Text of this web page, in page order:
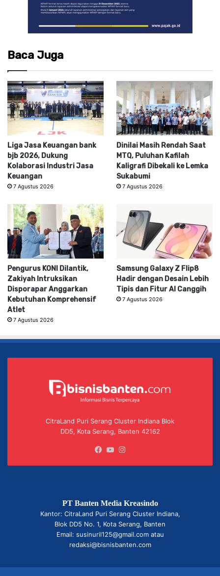
Baca Juga
Liga Jasa Keuangan bank
bjb 2026, Dukung
Kolaborasi Industri Jasa
Keuangan
7 Agustus 2026
Dinilai Masih Rendah Saat
MTQ, Puluhan Kafilah
Kaligrafi Dibekali ke Lemka
Sukabumi
7 Agustus 2026
Pengurus KONI Dilantik,
Zakiyah Intruksikan
Disporapar Anggarkan
Kebutuhan Komprehensif
Atlet
7 Agustus 2026
Samsung Galaxy Z Flip8
Hadir dengan Desain Lebih
Tipis dan Fitur AI Canggih
7 Agustus 2026
CitraLand Puri Serang Cluster Indiana Blok
DD5, Kota Serang, Banten 42162
Facebook
YouTube
PT Banten Media Kreasindo
Kantor: CitraLand Puri Serang Cluster Indiana,
Blok DD5 No. 1, Kota Serang, Banten
Email: susinuril125@gmail.com atau
redaksi@bisnisbanten.com